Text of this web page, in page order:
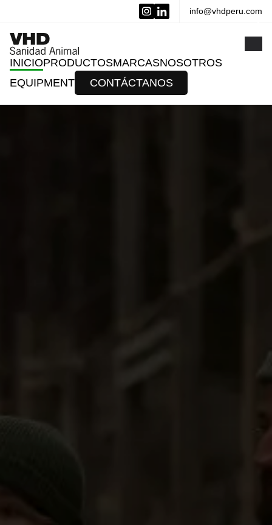
info@vhdperu.com
INICIOPRODUCTOSMARCASNOSOTROS
EQUIPMENT
CONTÁCTANOS